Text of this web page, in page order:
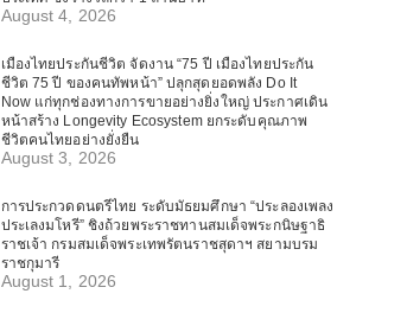
August 4, 2026
เมืองไทยประกันชีวิต จัดงาน “75 ปี เมืองไทยประกัน
ชีวิต 75 ปี ของคนทัพหน้า” ปลุกสุดยอดพลัง Do It
Now แก่ทุกช่องทางการขายอย่างยิ่งใหญ่ ประกาศเดิน
หน้าสร้าง Longevity Ecosystem ยกระดับคุณภาพ
ชีวิตคนไทยอย่างยั่งยืน
August 3, 2026
การประกวดดนตรีไทย ระดับมัธยมศึกษา “ประลองเพลง
ประเลงมโหรี” ชิงถ้วยพระราชทานสมเด็จพระกนิษฐาธิ
ราชเจ้า กรมสมเด็จพระเทพรัตนราชสุดาฯ สยามบรม
ราชกุมารี
August 1, 2026